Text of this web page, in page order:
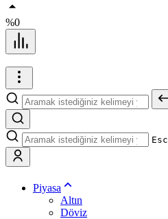
%0
Esc
Piyasa
Altın
Döviz